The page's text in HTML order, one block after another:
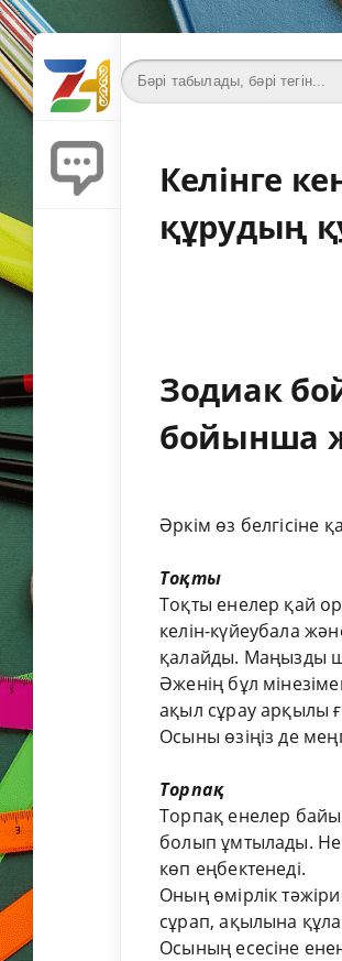
Келінге
құрудың
Зодиак
бойынша
Әркім өз белгісіне
Тоқты
Тоқты енелер қай
келін-күйеубала
қалайды. Маңызды
Әженің бұл
ақыл сұрау арқылы
Осыны өзіңіз де
Торпақ
Торпақ енелер
болып ұмтылады.
көп еңбектенеді.
Оның өмірлік
сұрап, ақылына
Осының есесіне